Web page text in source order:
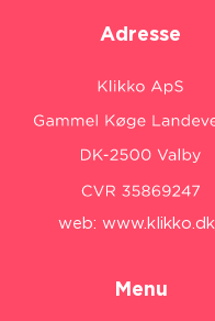
Adresse
web:
Menu